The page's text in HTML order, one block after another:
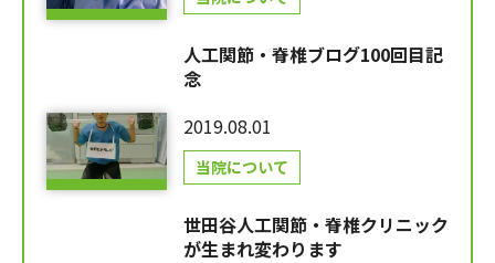
人工関節・脊椎ブログ100回目記
念
2019.08.01
当院について
世田谷人工関節・脊椎クリニック
が生まれ変わります